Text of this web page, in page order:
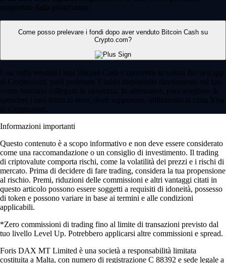
supportate dalla piattaforma.
Come posso prelevare i fondi dopo aver venduto Bitcoin Cash su
Crypto.com?
Una volta venduti i tuoi Bitcoin Cash e convertiti in valuta fiat nell'app
di Crypto.com, puoi prelevare il saldo disponibile direttamente sul tuo
conto bancario collegato in sicurezza. In alternativa, puoi scegliere di
spendere i tuoi fondi in euro, dove supportato, utilizzando la carta Visa
di Crypto.com.
Informazioni importanti
Questo contenuto è a scopo informativo e non deve essere considerato
come una raccomandazione o un consiglio di investimento. Il trading
di criptovalute comporta rischi, come la volatilità dei prezzi e i rischi di
mercato. Prima di decidere di fare trading, considera la tua propensione
al rischio. Premi, riduzioni delle commissioni e altri vantaggi citati in
questo articolo possono essere soggetti a requisiti di idoneità, possesso
di token e possono variare in base ai termini e alle condizioni
applicabili.
*Zero commissioni di trading fino al limite di transazioni previsto dal
tuo livello Level Up. Potrebbero applicarsi altre commissioni e spread.
Foris DAX MT Limited è una società a responsabilità limitata
costituita a Malta, con numero di registrazione C 88392 e sede legale a